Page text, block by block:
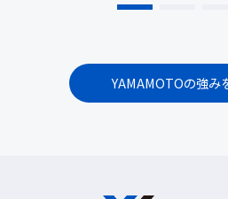
YAMAMOTOの強み